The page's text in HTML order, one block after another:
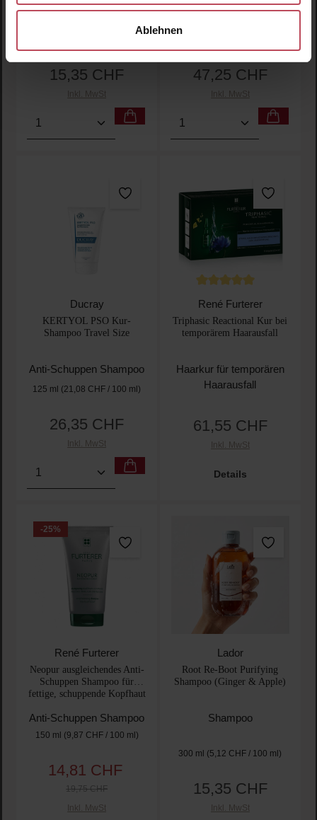
Ablehnen
Regulärer Preis:
15,35 CHF
Inkl. MwSt
Produkt Anzahl: Gib den gewünschten Wert ein
Regulärer Preis:
47,25 CHF
Inkl. MwSt
Produkt Anzahl: Gib
Ducray
KERTYOL PSO Kur-
Shampoo Travel Size
Anti-Schuppen Shampoo
125 ml (21,08 CHF / 100 ml)
Regulärer Preis:
26,35 CHF
Inkl. MwSt
Produkt Anzahl: Gib den gewünschten Wert ein
René Furterer
Triphasic Reactional Kur bei
temporärem Haarausfall
Haarkur für temporären
Haarausfall
Regulärer Preis:
61,55 CHF
Inkl. MwSt
Details
-25%
René Furterer
Neopur ausgleichendes Anti-
Schuppen Shampoo für
fettige, schuppende Kopfhaut
Anti-Schuppen Shampoo
150 ml (9,87 CHF / 100 ml)
Verkaufspreis:
14,81 CHF
19,75 CHF
Inkl. MwSt
Lador
Root Re-Boot Purifying
Shampoo (Ginger & Apple)
Shampoo
300 ml (5,12 CHF / 100 ml)
Regulärer Preis:
15,35 CHF
Inkl. MwSt